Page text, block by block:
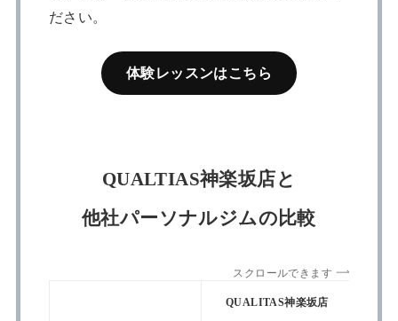
ださい。
体験レッスンはこちら
QUALTIAS神楽坂店と
他社パーソナルジムの比較
スクロールできます
QUALITAS神楽坂店